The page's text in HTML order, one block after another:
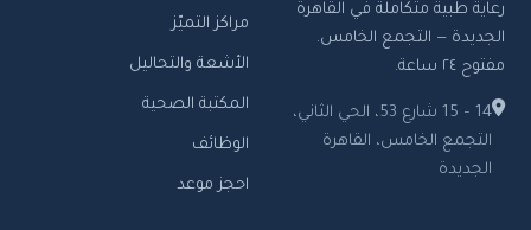
رعاية طبية متكاملة في القاهرة
الجديدة — التجمع الخامس.
مفتوح ٢٤ ساعة.
14 – 15 شارع 53، الحي الثاني،
التجمع الخامس، القاهرة
الجديدة
مراكز التميّز
الأشعة والتحاليل
المكتبة الصحية
الوظائف
احجز موعد